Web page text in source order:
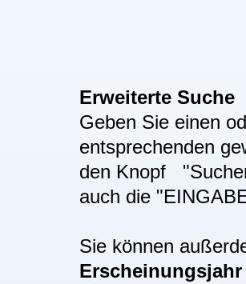
Erweiterte Suche
Geben Sie einen
entsprechenden
den Knopf
auch die
Sie können